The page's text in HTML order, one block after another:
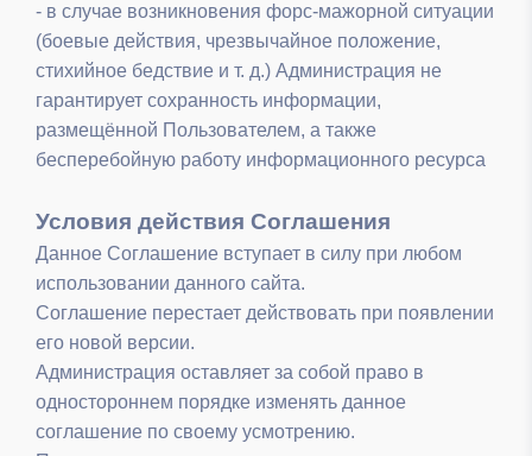
- в случае возникновения форс-мажорной ситуации
(боевые действия, чрезвычайное положение,
стихийное бедствие и т. д.) Администрация не
гарантирует сохранность информации,
размещённой Пользователем, а также
бесперебойную работу информационного ресурса
Условия действия Соглашения
Данное Соглашение вступает в силу при любом
использовании данного сайта.
Соглашение перестает действовать при появлении
его новой версии.
Администрация оставляет за собой право в
одностороннем порядке изменять данное
соглашение по своему усмотрению.